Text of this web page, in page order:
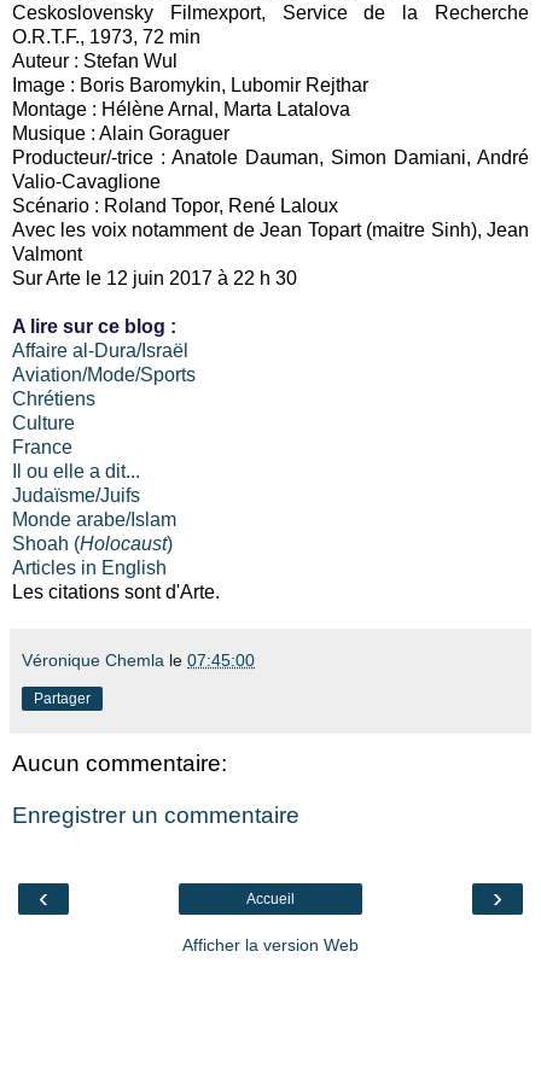
Ceskoslovensky Filmexport, Service de la Recherche
O.R.T.F., 1973, 72 min
Auteur : Stefan Wul
Image : Boris Baromykin, Lubomir Rejthar
Montage : Hélène Arnal, Marta Latalova
Musique : Alain Goraguer
Producteur/-trice : Anatole Dauman, Simon Damiani, André
Valio-Cavaglione
Scénario : Roland Topor, René Laloux
Avec les voix notamment de Jean Topart (maitre Sinh), Jean
Valmont
Sur Arte le 12 juin 2017 à 22 h 30
A lire sur ce blog :
Affaire al-Dura/Israël
Aviation/Mode/Sports
Chrétiens
Culture
France
Il ou elle a dit...
Judaïsme/Juifs
Monde arabe/Islam
Shoah (Holocaust)
Articles in English
Les citations sont d'Arte.
Véronique Chemla le 07:45:00
Partager
Aucun commentaire:
Enregistrer un commentaire
‹ ›
Accueil
Afficher la version Web